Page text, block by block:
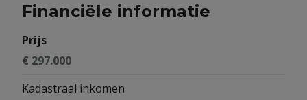
Financiële informatie
Prijs
€ 297.000
Kadastraal inkomen